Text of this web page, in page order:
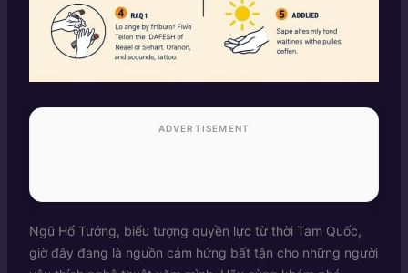
ADVERTISEMENT
Ngũ Hổ Tướng, biểu tượng quyền lực từ thời Tam Quốc,
giờ đây đang là nguồn cảm hứng bất tận cho những người